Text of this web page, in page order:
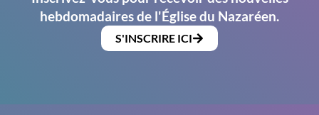
hebdomadaires de l'Église du Nazaréen.
S'INSCRIRE ICI